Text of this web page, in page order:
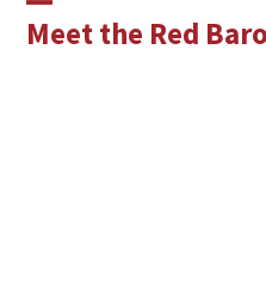
Meet the Red
Open
Close